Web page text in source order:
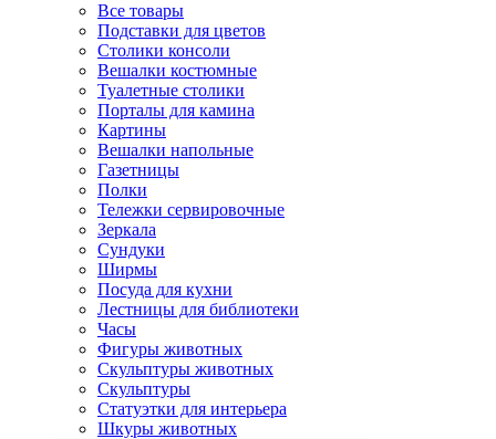
Все товары
Подставки для цветов
Столики консоли
Вешалки костюмные
Туалетные столики
Порталы для камина
Картины
Вешалки напольные
Газетницы
Полки
Тележки сервировочные
Зеркала
Сундуки
Ширмы
Посуда для кухни
Лестницы для библиотеки
Часы
Фигуры животных
Скульптуры животных
Скульптуры
Статуэтки для интерьера
Шкуры животных